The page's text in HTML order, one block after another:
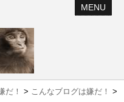
MENU
だ！ > こんなブログは嫌だ！ >